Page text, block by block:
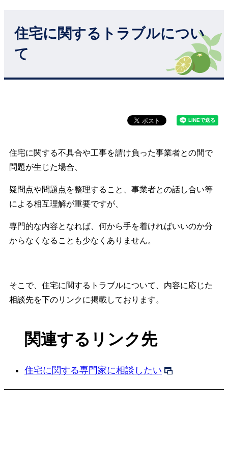
住宅に関するトラブルについ
て
住宅に関する不具合や工事を請け負った事業者との間で
問題が生じた場合、
疑問点や問題点を整理すること、事業者との話し合い等
による相互理解が重要ですが、
専門的な内容となれば、何から手を着ければいいのか分
からなくなることも少なくありません。
そこで、住宅に関するトラブルについて、内容に応じた
相談先を下のリンクに掲載しております。
関連するリンク先
住宅に関する専門家に相談したい